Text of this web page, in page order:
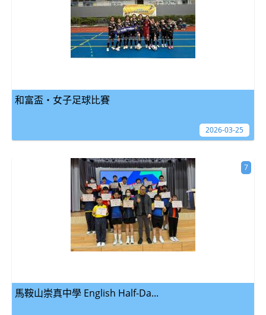
和富盃・女子足球比賽
2026-03-25
馬鞍山崇真中學 English Half-Da...
7